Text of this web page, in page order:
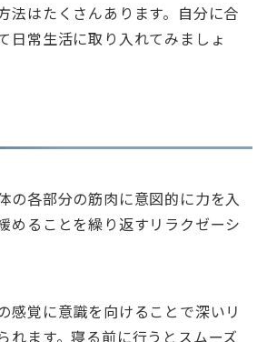
法はたくさんあります。自分に合
日常生活に取り入れてみましょ
の各部分の筋肉に意図的に力を入
めることを繰り返すリラクゼーシ
感覚に意識を向けることで深いリ
れます。寝る前に行うとスムーズ